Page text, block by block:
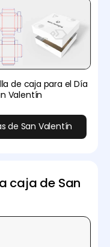
de caja para el Día
Valentín
de San Valentín
caja de San